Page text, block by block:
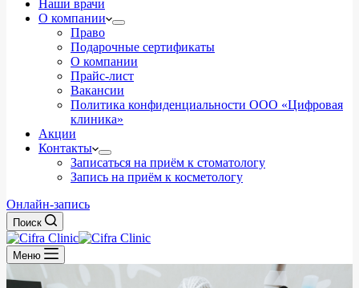
Наши врачи
О компании
Право
Подарочные сертификаты
О компании
Прайс-лист
Вакансии
Политика конфиденциальности ООО «Цифровая
клиника»
Акции
Контакты
Записаться на приём к стоматологу
Запись на приём к косметологу
Онлайн-запись
Поиск
Меню